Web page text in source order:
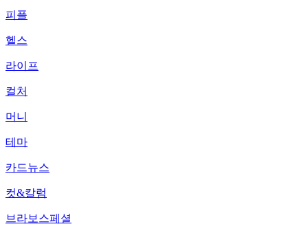
피플
헬스
라이프
컬처
머니
테마
카드뉴스
컷&칼럼
브라보스페셜